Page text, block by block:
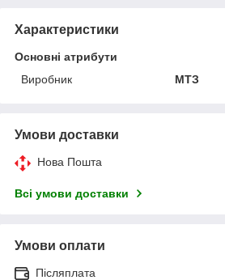
Характеристики
Основні атрибути
Виробник
МТЗ
Умови доставки
Нова Пошта
Всі умови доставки
Умови оплати
Післяплата